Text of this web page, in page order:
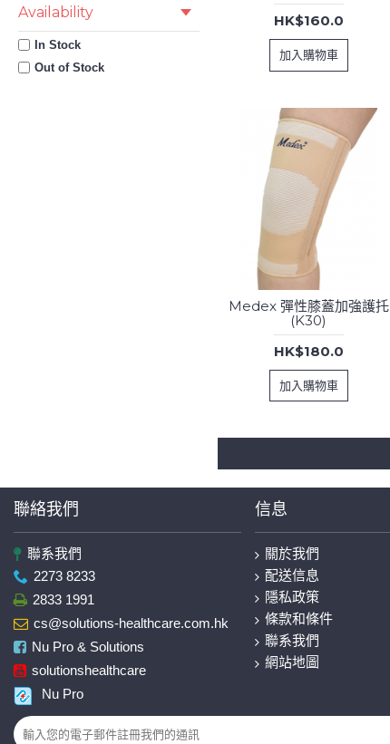
大(40”-48”) (1)
大(41-43) (2)
Availability
In Stock
Out of Stock
HK$160.0
加入購物車
Medex 彈性膝蓋加強護托
(K30)
HK$180.0
加入購物車
聯絡我們
聯系我們
2273 8233
2833 1991
cs@solutions-healthcare.com.hk
Nu Pro & Solutions
solutionshealthcare
Nu Pro
信息
關於我們
配送信息
隱私政策
條款和條件
聯系我們
網站地圖